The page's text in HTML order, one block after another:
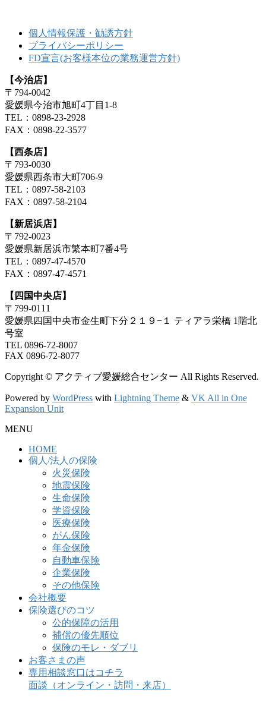
個人情報保護・勧誘方針
プライバシーポリシー
FD宣言(お客様本位の業務運営方針)
【今治店】
〒794-0042
愛媛県今治市旭町4丁目1-8
TEL：0898-23-2928
FAX：0898-22-3577
【西条店】
〒793-0030
愛媛県西条市大町706-9
TEL：0897-58-2103
FAX：0897-58-2104
【新居浜店】
〒792-0023
愛媛県新居浜市繁本町7番4号
TEL：0897-47-4570
FAX：0897-47-4571
【四国中央店】
〒799-0111
愛媛県四国中央市金生町下分２１９−１ ティアラ栄橋 1階北
号室
TEL 0896-72-8007
FAX 0896-72-8077
Copyright © アクティブ愛媛総合センター All Rights Reserved.
Powered by WordPress with Lightning Theme & VK All in One
Expansion Unit
MENU
HOME
個人/法人の保険
火災保険
地震保険
生命保険
学資保険
医療保険
がん保険
年金保険
自動車保険
企業保険
その他保険
会社概要
保険選びのコツ
公的保障の活用
補償の優先順位
保険のモレ・ダブリ
お客さまの声
専用相談窓口はコチラ
面談（オンライン・訪問・来店）